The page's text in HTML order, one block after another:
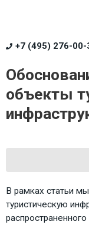
+7 (495) 276-00-
объекты
В рамках статьи
туристическую